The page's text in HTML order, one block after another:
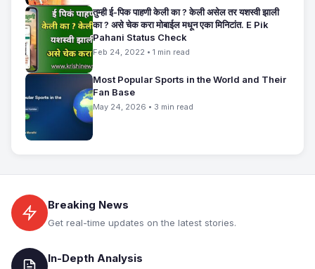
तुम्ही ई-पिक पाहणी केली का ? केली असेल तर यशस्वी झाली
का ? असे चेक करा मोबाईल मधून एका मिनिटांत. E Pik
Pahani Status Check
Feb 24, 2022 • 1 min read
Most Popular Sports in the World and Their
Fan Base
May 24, 2026 • 3 min read
Breaking News
Get real-time updates on the latest stories.
In-Depth Analysis